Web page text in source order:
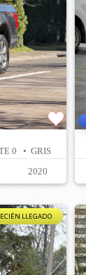
0 • GRIS
2020
LLEGADO